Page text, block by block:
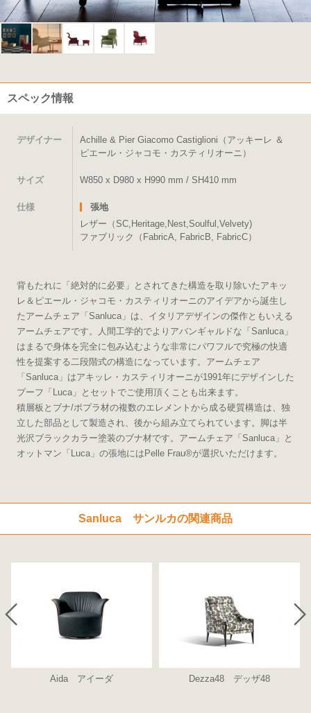
スペック情報
デザイナー
Achille & Pier Giacomo Castiglioni（アッキーレ ＆
ピエール・ジャコモ・カスティリオーニ）
サイズ W850 x D980 x H990 mm / SH410 mm
仕様
張地
レザー（SC,Heritage,Nest,Soulful,Velvety)
ファブリック（FabricA, FabricB, FabricC）
背もたれに「絶対的に必要」とされてきた構造を取り除いたアキッ
レ＆ピエール・ジャコモ・カスティリオーニのアイデアから誕生し
たアームチェア「Sanluca」は、イタリアデザインの傑作ともいえる
アームチェアです。人間工学的でよりアバンギャルドな「Sanluca」
はまるで身体を完全に包み込むような非常にパワフルで究極の快適
性を提案する二段階式の構造になっています。アームチェア
「Sanluca」はアキッレ・カスティリオーニが1991年にデザインした
プーフ「Luca」とセットでご使用頂くことも出来ます。
積層板とブナ/ポプラ材の複数のエレメントから成る硬質構造は、独
立した部品として製造され、後から組み立てられています。脚は半
光沢ブラックカラー塗装のブナ材です。アームチェア「Sanluca」と
オットマン「Luca」の張地にはPelle Frau®が選択いただけます。
Sanluca サンルカの関連商品
Aida アイーダ Dezza48 デッザ48